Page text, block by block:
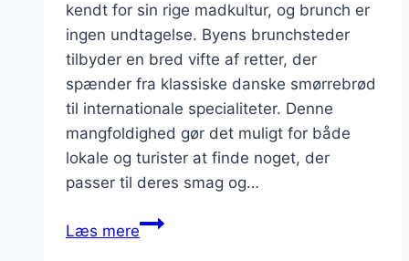
kendt for sin rige madkultur, og brunch er
ingen undtagelse. Byens brunchsteder
tilbyder en bred vifte af retter, der
spænder fra klassiske danske smørrebrød
til internationale specialiteter. Denne
mangfoldighed gør det muligt for både
lokale og turister at finde noget, der
passer til deres smag og…
Læs mereSmagfulde